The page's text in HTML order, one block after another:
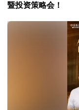
暨投资策略会！